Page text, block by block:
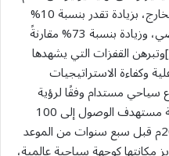
الجاري، 17.5 مليون سائح وافد من الخارج، بزيادة تقدر بنسبة 10%
مقارنةً بالفترة المماثلة من العام الماضي، وزيادة بنسبة 73% مقارنةً
بالفترة المماثلة من العام 2019م.[br]وتبرهن القفزات التي يشهدها
وكفاءة الاستراتيجيات
سياحي مستدام وفقًا لرؤية
المملكة 2030، حيث حققت المملكة مستهدف الوصول إلى 100
مليون سائح خلال العام الماضي 2023م قبل سبع سنوات من الموعد